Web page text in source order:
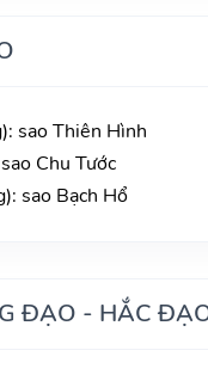
sao Thiên Hình
Chu Tước
sao Bạch Hổ
ĐẠO - HẮC